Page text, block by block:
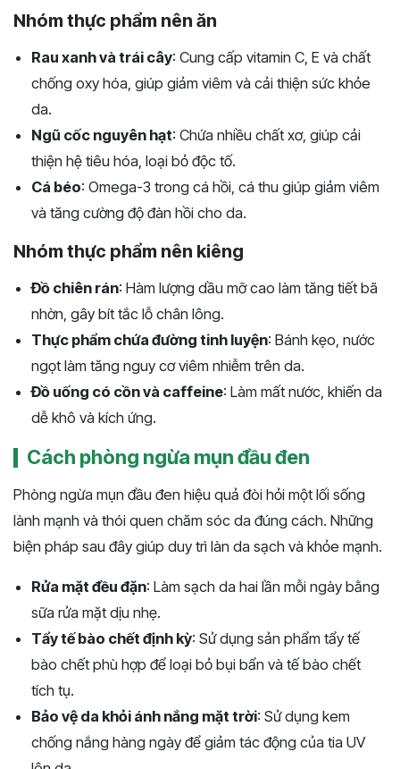
Nhóm thực phẩm nên ăn
Rau xanh và trái cây: Cung cấp vitamin C, E và chất
chống oxy hóa, giúp giảm viêm và cải thiện sức khỏe
da.
Ngũ cốc nguyên hạt: Chứa nhiều chất xơ, giúp cải
thiện hệ tiêu hóa, loại bỏ độc tố.
Cá béo: Omega-3 trong cá hồi, cá thu giúp giảm viêm
và tăng cường độ đàn hồi cho da.
Nhóm thực phẩm nên kiêng
Đồ chiên rán: Hàm lượng dầu mỡ cao làm tăng tiết bã
nhờn, gây bít tắc lỗ chân lông.
Thực phẩm chứa đường tinh luyện: Bánh kẹo, nước
ngọt làm tăng nguy cơ viêm nhiễm trên da.
Đồ uống có cồn và caffeine: Làm mất nước, khiến da
dễ khô và kích ứng.
Cách phòng ngừa mụn đầu đen
Phòng ngừa mụn đầu đen hiệu quả đòi hỏi một lối sống
lành mạnh và thói quen chăm sóc da đúng cách. Những
biện pháp sau đây giúp duy trì làn da sạch và khỏe mạnh.
Rửa mặt đều đặn: Làm sạch da hai lần mỗi ngày bằng
sữa rửa mặt dịu nhẹ.
Tẩy tế bào chết định kỳ: Sử dụng sản phẩm tẩy tế
bào chết phù hợp để loại bỏ bụi bẩn và tế bào chết
tích tụ.
Bảo vệ da khỏi ánh nắng mặt trời: Sử dụng kem
chống nắng hàng ngày để giảm tác động của tia UV